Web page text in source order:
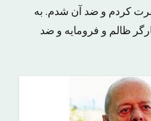
کردم و ضد آن شدم. به
ظالم و فرومایه و ضد